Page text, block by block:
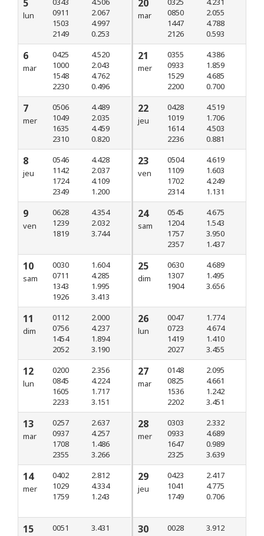
5
lun
0911
1503
2149
2.067
4.997
0.253
6
mar
0425
1000
1548
2230
4.520
2.043
4.762
0.496
7
mer
0506
1049
1635
2310
4.489
2.035
4.459
0.820
8
jeu
0546
1142
1724
2349
4.428
2.037
4.109
1.200
9
ven
0628
1239
1819
4.354
2.032
3.744
10
sam
0030
0711
1343
1926
1.604
4.285
1.995
3.413
11
dim
0112
0756
1454
2052
2.000
4.237
1.894
3.190
12
lun
0200
0845
1605
2233
2.356
4.224
1.717
3.151
13
mar
0257
0937
1708
2355
2.637
4.257
1.486
3.266
14
mer
0402
1029
1759
2.812
4.334
1.243
15
0051
3.431
20
mar
0850
1447
2126
2.055
4.788
0.593
21
mer
0355
0933
1529
2200
4.386
1.859
4.685
0.700
22
jeu
0428
1019
1614
2236
4.519
1.706
4.503
0.881
23
ven
0504
1109
1702
2314
4.619
1.603
4.249
1.131
24
sam
0545
1204
1757
2357
4.675
1.543
3.950
1.437
25
dim
0630
1307
1904
4.689
1.495
3.656
26
lun
0047
0723
1419
2027
1.774
4.674
1.410
3.455
27
mar
0148
0825
1536
2202
2.095
4.661
1.242
3.451
28
mer
0303
0933
1647
2325
2.332
4.689
0.989
3.639
29
jeu
0423
1041
1749
2.417
4.775
0.706
30
0028
3.912